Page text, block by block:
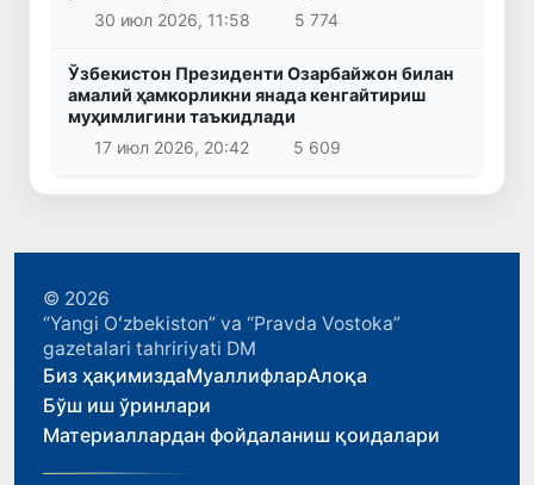
30 июл 2026, 11:58
5 774
Ўзбекистон Президенти Озарбайжон билан
амалий ҳамкорликни янада кенгайтириш
муҳимлигини таъкидлади
17 июл 2026, 20:42
5 609
© 2026
“Yangi Oʻzbekiston” va “Pravda Vostoka”
gazetalari tahririyati DM
Биз ҳақимиздаМуаллифларАлоқа
Бўш иш ўринлари
Материаллардан фойдаланиш қоидалари